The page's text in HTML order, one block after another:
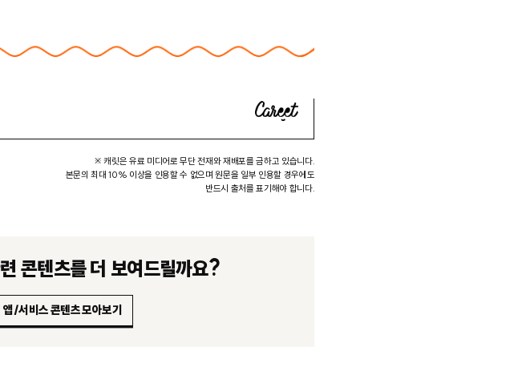
※ 캐릿은 유료 미디어로 무단 전재와 재배포를 금하고 있습니다.
본문의 최대 10% 이상을 인용할 수 없으며 원문을 일부 인용할 경우에도
반드시 출처를 표기해야 합니다.
콘텐츠를더 보여드릴까요?
앱/서비스 콘텐츠 모아보기